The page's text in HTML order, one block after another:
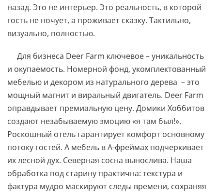
назад. Это не интерьер. Это реальность, в которой
гость не ночует, а проживает сказку. Тактильно,
визуально, полностью.
Для бизнеса Deer Farm ключевое – уникальность
и окупаемость. Номерной фонд, укомплектованный
мебелью и декором из натурального дерева – это
мощный магнит и виральный двигатель. Deer Farm
оправдывает премиальную цену. Домики Хоббитов
создают незабываемую эмоцию «я там был!».
Роскошный отель гарантирует комфорт основному
потоку гостей. А мебель в А-фреймах подчеркивает
их лесной дух. Северная сосна вынослива. Наша
обработка под старину практична: текстура и
фактура мудро маскируют следы времени, сохраняя